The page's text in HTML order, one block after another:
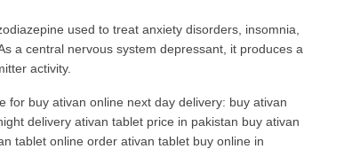
used to treat anxiety disorders, insomnia,
a central nervous system depressant, it produces a
activity.
for buy ativan online next day delivery: buy ativan
delivery ativan tablet price in pakistan buy ativan
tablet online order ativan tablet buy online in